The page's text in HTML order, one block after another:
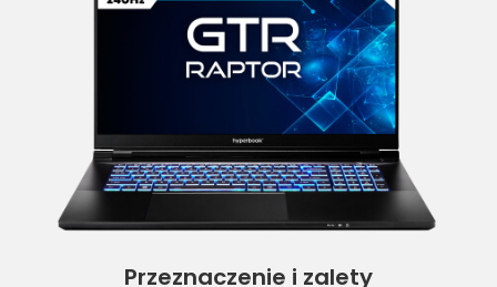
Przeznaczenie i zalety